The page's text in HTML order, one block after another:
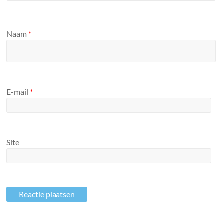
Naam *
E-mail *
Site